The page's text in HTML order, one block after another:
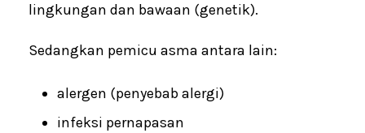
lingkungan dan bawaan (genetik).
Sedangkan pemicu asma antara lain:
alergen (penyebab alergi)
infeksi pernapasan